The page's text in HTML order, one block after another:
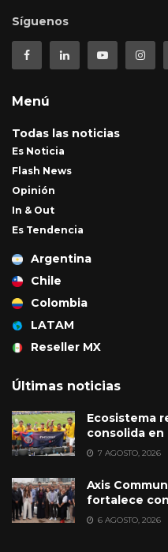
Síguenos
Menú
Todas las noticias
Es Noticia
Flash News
Opinión
In & Out
Es Tendencia
Argentina
Chile
Colombia
LATAM
Reseller MX
Últimas noticias
Ecosistema
consolida en
7 AGOSTO, 2026
Axis
fortalece
6 AGOSTO, 2026